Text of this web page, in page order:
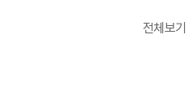
전체보기